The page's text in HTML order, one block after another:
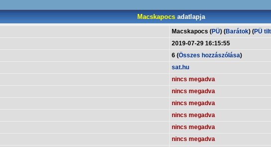
Macskapocs adatlapja
Macskapocs (PÜ) (Barátok) (PÜ
2019-07-29 16:15:55
6 (Összes hozzászólása)
sat.hu
nincs megadva
nincs megadva
nincs megadva
nincs megadva
nincs megadva
nincs megadva